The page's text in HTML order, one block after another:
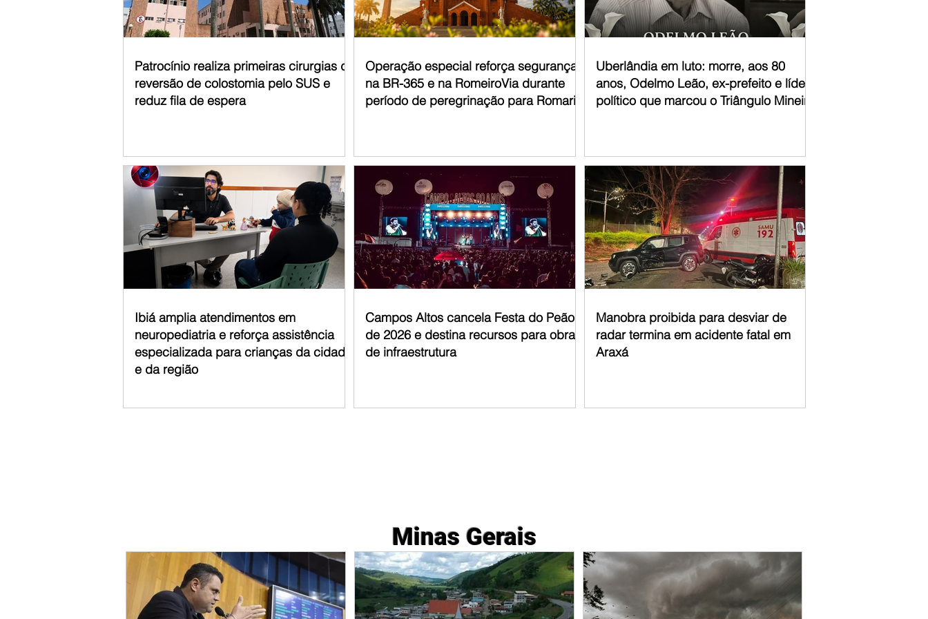
Patrocínio realiza primeiras cirurgias de
reversão de colostomia pelo SUS e
reduz fila de espera
Operação especial reforça segurança
na BR-365 e na RomeiroVia durante
período de peregrinação para Romaria
Uberlândia em luto: morre, aos 80
anos, Odelmo Leão, ex-prefeito e líder
político que marcou o Triângulo Mineiro
Ibiá amplia atendimentos em
neuropediatria e reforça assistência
especializada para crianças da cidade
e da região
Campos Altos cancela Festa do Peão
de 2026 e destina recursos para obras
de infraestrutura
Manobra proibida para desviar de
radar termina em acidente fatal em
Araxá
Minas Gerais